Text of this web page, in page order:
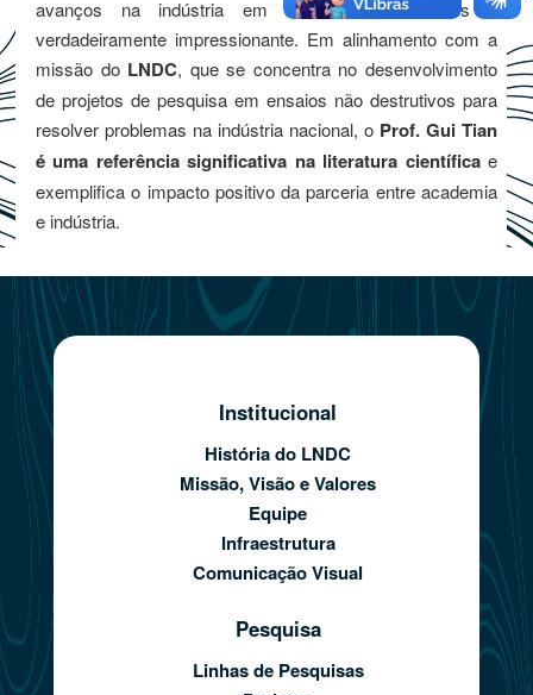
avanços na indústria em diferentes continentes é
verdadeiramente impressionante. Em alinhamento com a
missão do LNDC, que se concentra no desenvolvimento
de projetos de pesquisa em ensaios não destrutivos para
resolver problemas na indústria nacional, o Prof. Gui Tian
é uma referência significativa na literatura científicae
exemplifica o impacto positivo da parceria entre academia
e indústria.
Institucional
História do LNDC
Missão, Visão e Valores
Equipe
Infraestrutura
Comunicação Visual
Pesquisa
Linhas de Pesquisas